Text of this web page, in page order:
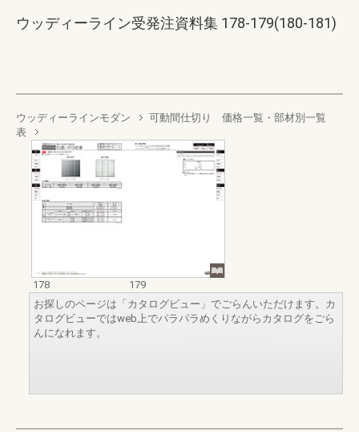
ウッディーライン受発注資料集 178-179(180-181)
ウッディーラインモダン
可動間仕切り 価格一覧・部材別一覧
表
178
179
お探しのページは「カタログビュー」でごらんいただけます。カ
タログビューではweb上でパラパラめくりながらカタログをごら
んになれます。